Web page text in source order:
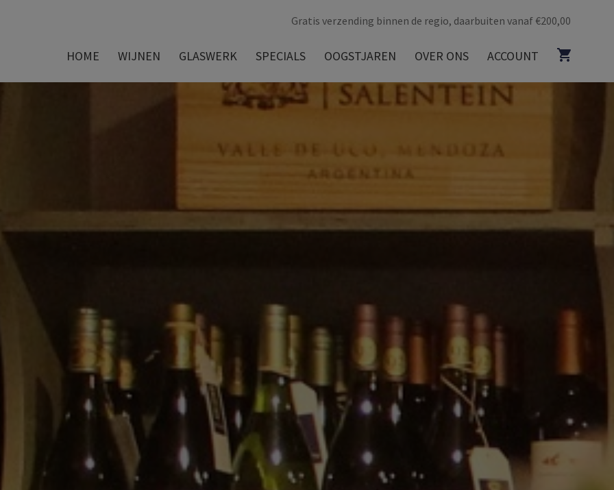
Gratis verzending binnen de regio, daarbuiten vanaf €200,00
HOME WIJNEN GLASWERK SPECIALS OOGSTJAREN OVER ONS ACCOUNT